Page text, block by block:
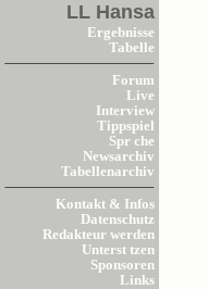
LL Hansa
Ergebnisse
Tabelle
Forum
Live
Interview
Tippspiel
Spr che
Newsarchiv
Tabellenarchiv
Kontakt & Infos
Datenschutz
Redakteur werden
Unterst tzen
Sponsoren
Links